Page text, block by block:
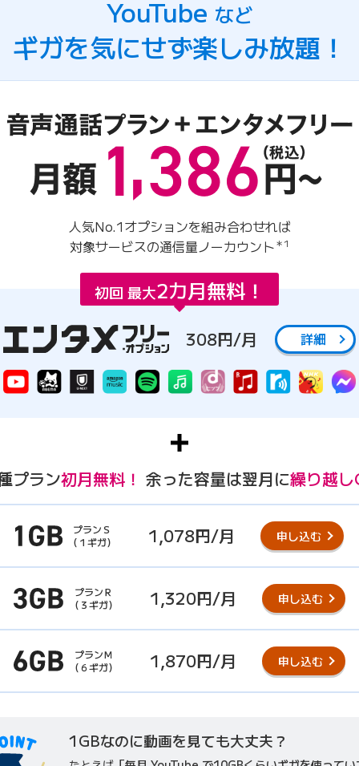
YouTube など
ギガを気にせず楽しみ放題！
人気No.1オプションを組み合わせれば
対象サービスの通信量ノーカウント＊1
初回 最大2カ月無料！
308円/月 詳細
プラン初月無料！ 余った容量は翌月に繰り越
プランＳ
（１ギガ）
1,078円/月 申し込む
プランＲ
（３ギガ）
1,320円/月 申し込む
プランＭ
（６ギガ）
1,870円/月 申し込む
1GBなのに動画を見ても大丈夫？